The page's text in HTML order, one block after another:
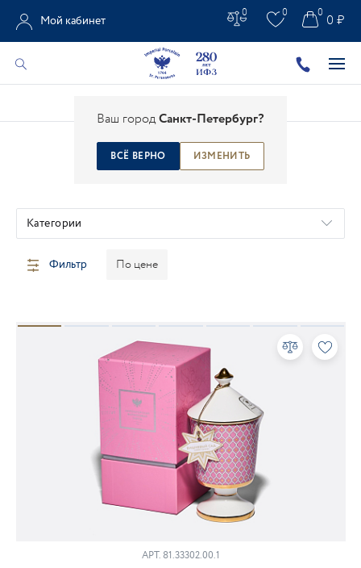
Ваш городСанкт-Петербург?
ВСЁ ВЕРНО ИЗМЕНИТЬ
Мой кабинет
0 0 0 ₽
0
АРОМАТЫ ДЛЯ ДОМА
Категории
Фильтр По цене
АРТ. 81.33302.00.1